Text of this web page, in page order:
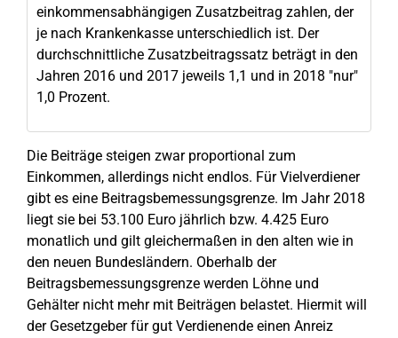
einkommensabhängigen Zusatzbeitrag zahlen, der
je nach Krankenkasse unterschiedlich ist. Der
durchschnittliche Zusatzbeitragssatz beträgt in den
Jahren 2016 und 2017 jeweils 1,1 und in 2018 "nur"
1,0 Prozent.
Die Beiträge steigen zwar proportional zum
Einkommen, allerdings nicht endlos. Für Vielverdiener
gibt es eine Beitragsbemessungsgrenze. Im Jahr 2018
liegt sie bei 53.100 Euro jährlich bzw. 4.425 Euro
monatlich und gilt gleichermaßen in den alten wie in
den neuen Bundesländern. Oberhalb der
Beitragsbemessungsgrenze werden Löhne und
Gehälter nicht mehr mit Beiträgen belastet. Hiermit will
der Gesetzgeber für gut Verdienende einen Anreiz